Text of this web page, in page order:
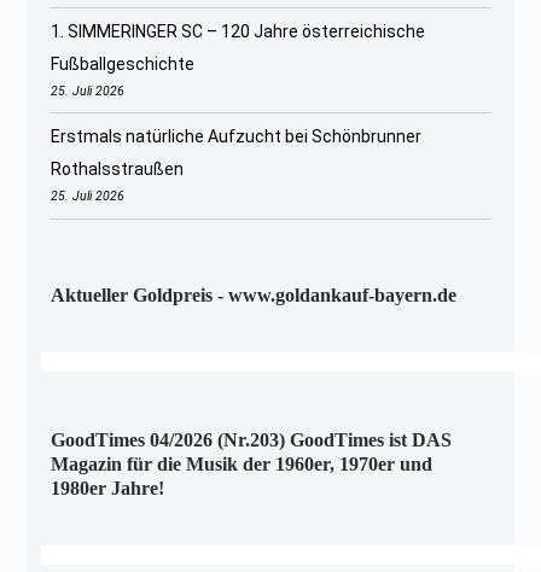
1. SIMMERINGER SC – 120 Jahre österreichische
Fußballgeschichte
25. Juli 2026
Erstmals natürliche Aufzucht bei Schönbrunner
Rothalsstraußen
25. Juli 2026
Aktueller Goldpreis - www.goldankauf-bayern.de
GoodTimes 04/2026 (Nr.203) GoodTimes ist DAS
Magazin für die Musik der 1960er, 1970er und
1980er Jahre!